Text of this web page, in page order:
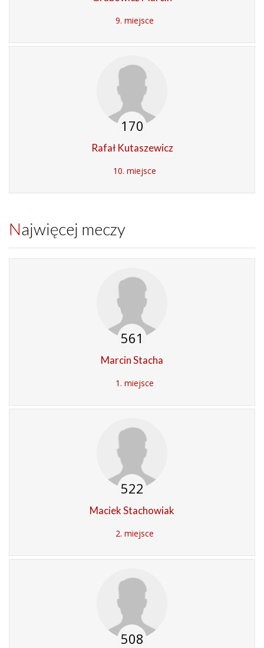
9. miejsce
170
Rafał Kutaszewicz
10. miejsce
Najwięcej meczy
561
Marcin Stacha
1. miejsce
522
Maciek Stachowiak
2. miejsce
508